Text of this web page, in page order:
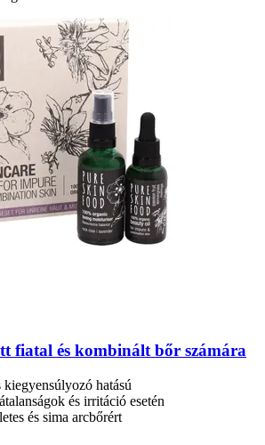
fiatal és kombinált bőr számára
kiegyensúlyozó hatású
és irritáció esetén
és sima arcbőrért